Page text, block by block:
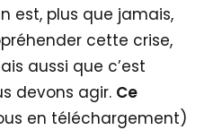
est, plus que jamais,
cette crise,
aussi que c’est
devons agir. Ce
en téléchargement)